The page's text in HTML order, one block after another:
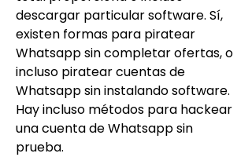
descargar particular software. Sí,
existen formas para piratear
Whatsapp sin completar ofertas, o
incluso piratear cuentas de
Whatsapp sin instalando software.
Hay incluso métodos para hackear
una cuenta de Whatsapp sin
prueba.